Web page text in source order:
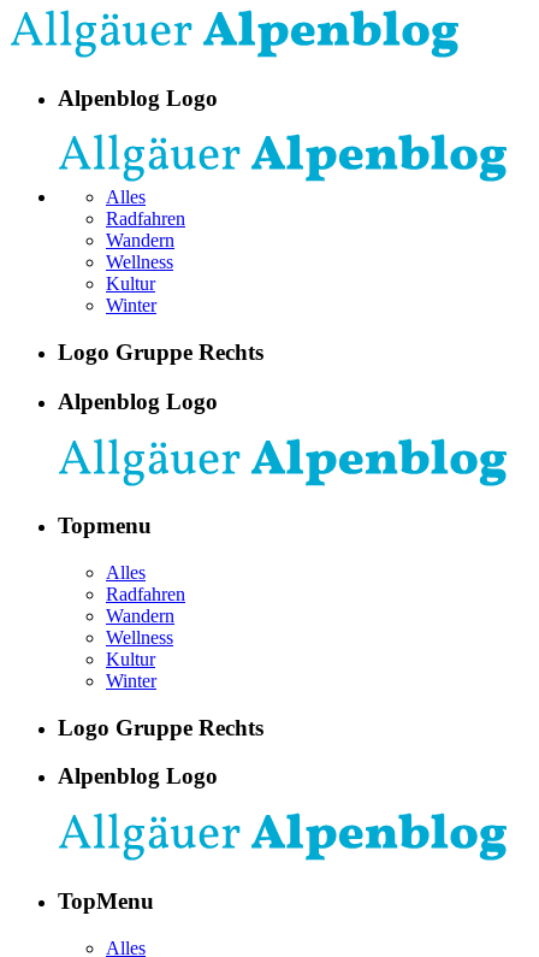
Alpenblog Logo
Alles
Radfahren
Wandern
Wellness
Kultur
Winter
Logo Gruppe Rechts
Alpenblog Logo
Topmenu
Alles
Radfahren
Wandern
Wellness
Kultur
Winter
Logo Gruppe Rechts
Alpenblog Logo
TopMenu
Alles